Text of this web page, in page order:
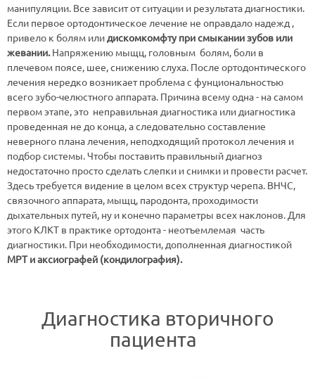
манипуляции. Все зависит от ситуации и результата диагностики.
Если первое ортодонтическое лечение не оправдало надежд ,
привело к болям илидискомкомфту при смыкании зубов или
жевании.Напряжению мыщц, головным болям, боли в
плечевом поясе, шее, снижению слуха. После ортодонтического
лечения нередко возникает проблема с фунциональностью
всего зубо-челюстного аппарата. Причина всему одна - на самом
первом этапе, это неправильная диагностика или диагностика
проведенная не до конца, а следовательно составление
неверного плана лечения, неподходящий протокол лечения и
подбор системы. Чтобы поставить правильный диагноз
недостаточно просто сделать слепки и снимки и провести расчет.
Здесь требуется видение в целом всех структур черепа. ВНЧС,
связочного аппарата, мыщц, пародонта, проходимости
дыхательных путей, ну и конечно параметры всех наклонов. Для
этого КЛКТ в практике ортодонта - неотъемлемая часть
диагностики. При необходимости, дополненная диагностикой
МРТ и аксиографей (кондилография).
Диагностика вторичного
пациента